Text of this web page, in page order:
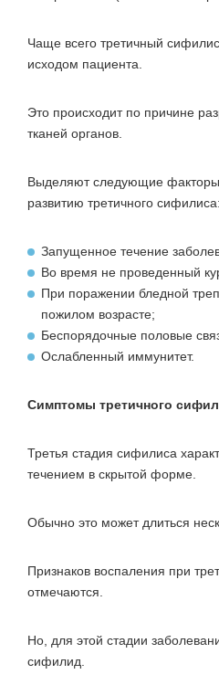
Чаще всего третичный
исходом пациента.
Это происходит по причине
тканей органов.
Выделяют следующие
развитию третичного сифилиса:
Запущенное течение
Во время не проведенный
При поражении бледной
пожилом возрасте;
Беспорядочные половые
Ослабленный иммунитет.
Симптомы третичного
Третья стадия сифилиса
течением в скрытой форме.
Обычно это может длиться
Признаков воспаления при
отмечаются.
Но, для этой стадии
сифилид.